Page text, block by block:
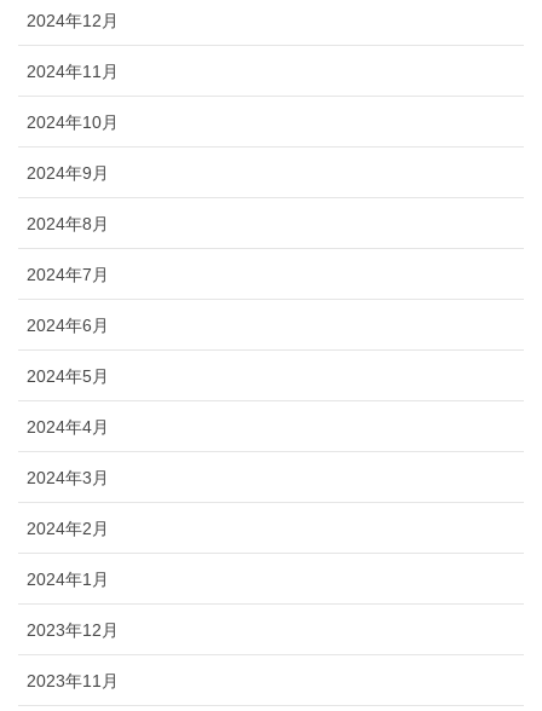
2024年12月
2024年11月
2024年10月
2024年9月
2024年8月
2024年7月
2024年6月
2024年5月
2024年4月
2024年3月
2024年2月
2024年1月
2023年12月
2023年11月